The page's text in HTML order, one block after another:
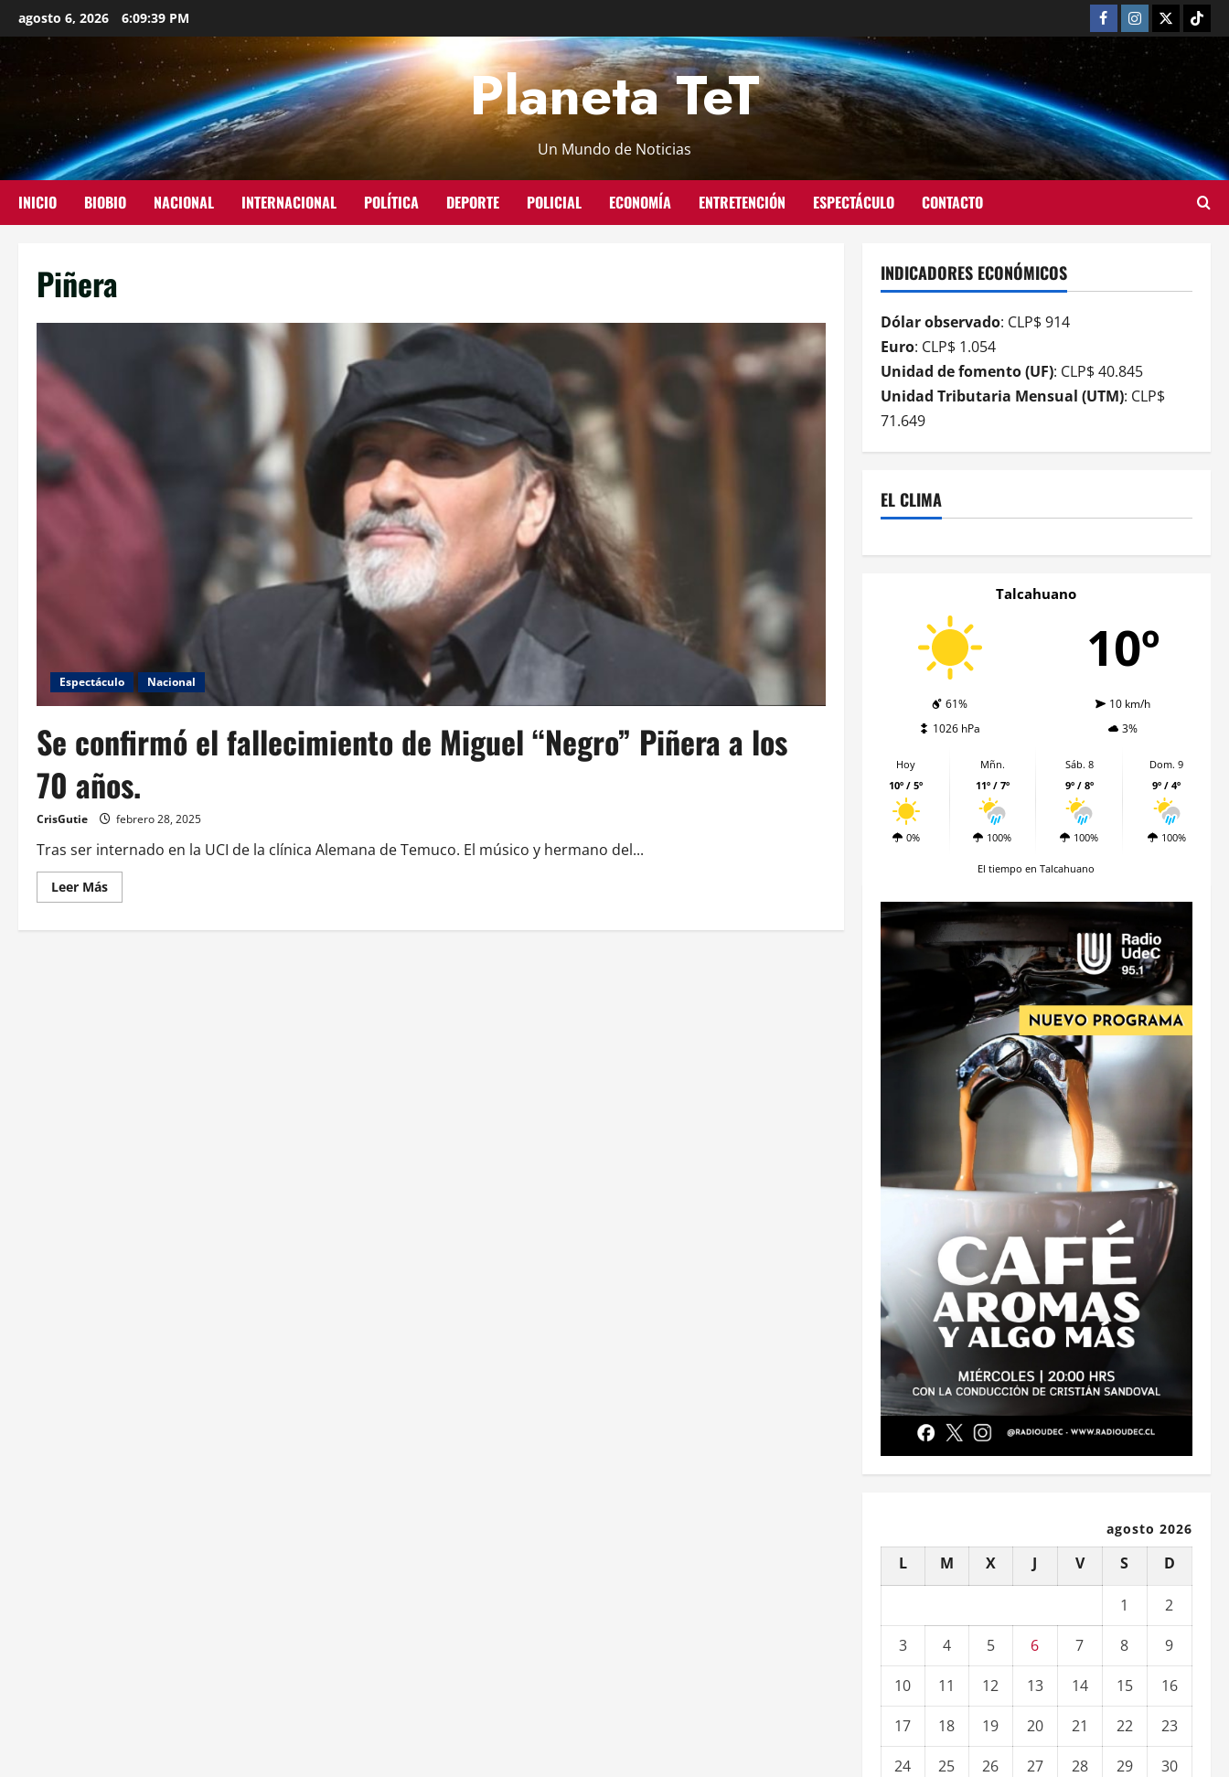
agosto 6, 2026 6:09:40 PM
Planeta TeT
Un Mundo de Noticias
INICIO BIOBIO NACIONAL INTERNACIONAL POLÍTICA DEPORTE POLICIAL ECONOMÍA ENTRETENCIÓN ESPECTÁCULO CONTACTO
Piñera
Espectáculo Nacional
Se confirmó el fallecimiento de Miguel “Negro” Piñera a los
70 años.
CrisGutie febrero 28, 2025
Tras ser internado en la UCI de la clínica Alemana de Temuco. El músico y hermano del...
Leer Más
INDICADORES ECONÓMICOS
Dólar observado: CLP$ 914
Euro: CLP$ 1.054
Unidad de fomento (UF): CLP$ 40.845
Unidad Tributaria Mensual (UTM): CLP$
71.649
EL CLIMA
Talcahuano
10º
61%
10 km/h
1026 hPa
3%
Hoy
10º / 5º
0%
Mñn.
11º / 7º
100%
Sáb. 8
9º / 8º
100%
Dom. 9
9º / 4º
100%
El tiempo en Talcahuano
agosto 2026
L M X J V S D
1
2
3
4 5 6 7 8
9
10
11 12 13 14 15
16
17
18 19 20 21 22
23
24
25 26 27 28 29
30